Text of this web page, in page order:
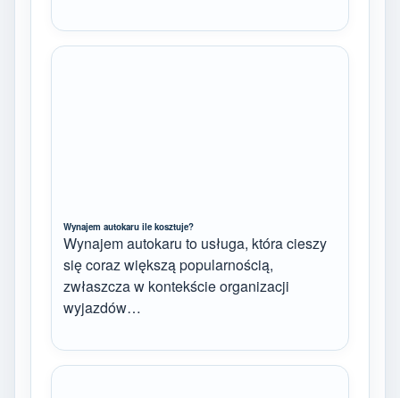
Wynajem autokaru ile kosztuje?
Wynajem autokaru to usługa, która cieszy
się coraz większą popularnością,
zwłaszcza w kontekście organizacji
wyjazdów…